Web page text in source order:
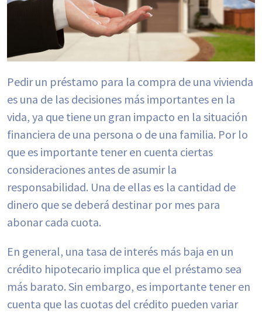
Pedir un préstamo para la compra de una vivienda
es una de las decisiones más importantes en la
vida, ya que tiene un gran impacto en la situación
financiera de una persona o de una familia. Por lo
que es importante tener en cuenta ciertas
consideraciones antes de asumir la
responsabilidad. Una de ellas es la cantidad de
dinero que se deberá destinar por mes para
abonar cada cuota.
En general, una tasa de interés más baja en un
crédito hipotecario implica que el préstamo sea
más barato. Sin embargo, es importante tener en
cuenta que las cuotas del crédito pueden variar